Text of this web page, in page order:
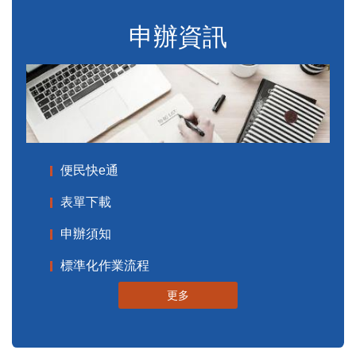
申辦資訊
便民快e通
表單下載
申辦須知
標準化作業流程
更多